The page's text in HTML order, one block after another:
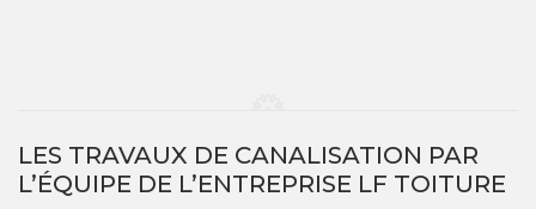
LES TRAVAUX DE CANALISATION PAR
L’ÉQUIPE DE L’ENTREPRISE LF TOITURE